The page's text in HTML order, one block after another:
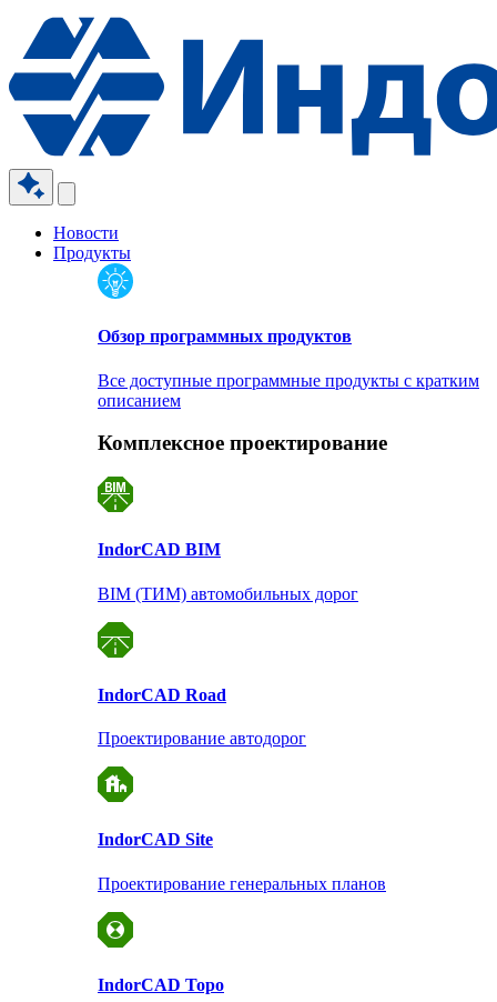
Новости
Продукты
Обзор программных продуктов
Все доступные программные продукты с кратким
описанием
Комплексное проектирование
IndorCAD BIM
BIM (ТИМ) автомобильных дорог
IndorCAD Road
Проектирование автодорог
IndorCAD Site
Проектирование генеральных планов
IndorCAD Topo